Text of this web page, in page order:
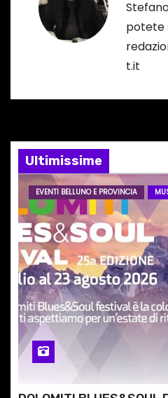
n
a
r
t
i
c
o
l
i
potete
t.it
Ultimissime
EVENTI BELLUNO E PROVINCIA